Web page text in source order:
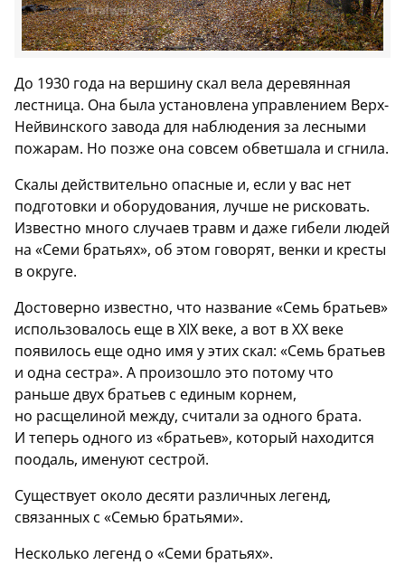
До 1930 года на вершину скал вела деревянная
лестница. Она была установлена управлением Верх-
Нейвинского завода для наблюдения за лесными
пожарам. Но позже она совсем обветшала и сгнила.
Скалы действительно опасные и, если у вас нет
подготовки и оборудования, лучше не рисковать.
Известно много случаев травм и даже гибели людей
на «Семи братьях», об этом говорят, венки и кресты
в округе.
Достоверно известно, что название «Семь братьев»
использовалось еще в ХIХ веке, а вот в ХХ веке
появилось еще одно имя у этих скал: «Семь братьев
и одна сестра». А произошло это потому что
раньше двух братьев с единым корнем,
но расщелиной между, считали за одного брата.
И теперь одного из «братьев», который находится
поодаль, именуют сестрой.
Существует около десяти различных легенд,
связанных с «Семью братьями».
Несколько легенд о «Семи братьях».